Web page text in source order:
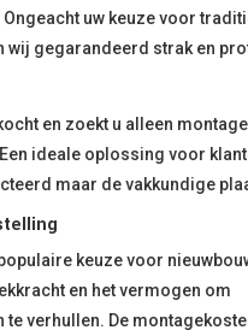
uw keuze voor
wij gegarandeerd strak en
en zoekt u alleen
ideale oplossing voor
maar de vakkundige
keuze voor
en het vermogen om
verhullen. De